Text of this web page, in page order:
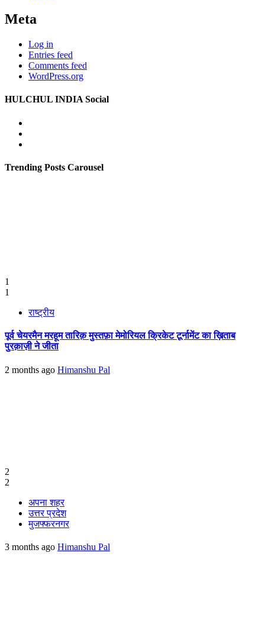
Meta
Log in
Entries feed
Comments feed
WordPress.org
HULCHUL INDIA Social
Trending Posts Carousel
1
1
राष्ट्रीय
पूर्व चेयरमैन मरहूम तारिक़ मुस्तफ़ा मेमोरियल क्रिकेट टूर्नामेंट का ख़िताब
पुरक़ाज़ी ने जीता
2 months ago Himanshu Pal
2
2
अपना शहर
उत्तर प्रदेश
मुजफ्फरनगर
3 months ago Himanshu Pal